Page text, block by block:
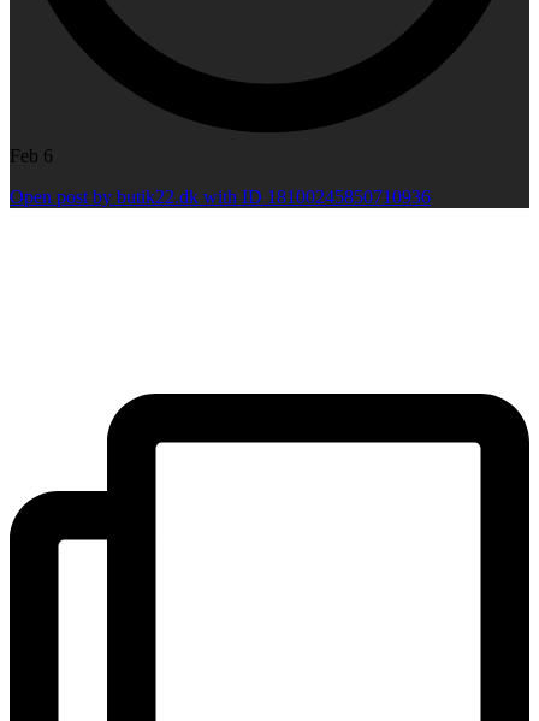
Feb 6
Open post by butik22.dk with ID 18100245850710936